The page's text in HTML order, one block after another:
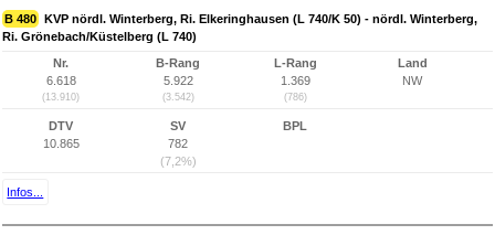
B 480 KVP nördl. Winterberg, Ri. Elkeringhausen (L 740/K 50) - nördl. Winterberg,
Ri. Grönebach/Küstelberg (L 740)
Nr.
6.618
(13.910)
B-Rang
5.922
(3.542)
L-Rang
1.369
(786)
Land
NW
DTV
10.865
SV
782
(7,2%)
BPL
Infos...